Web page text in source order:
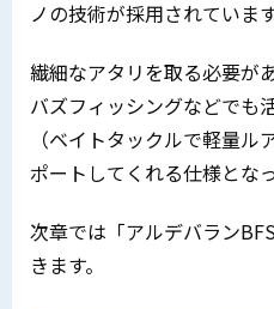
ノの技術が採用されています
繊細なアタリを取る必要が
バズフィッシングなどでも
（ベイトタックルで軽量
ポートしてくれる仕様とな
次章では「アルデバラン
きます。